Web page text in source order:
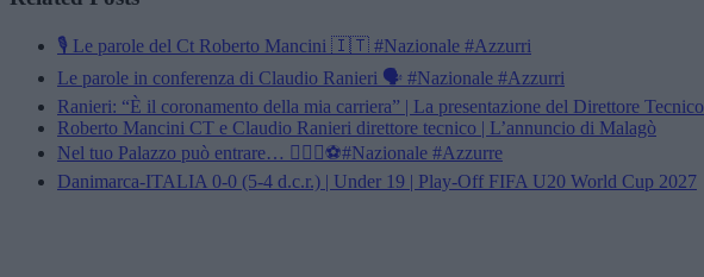
🎙️ Le parole del Ct Roberto Mancini 🇮🇹 #Nazionale #Azzurri
Le parole in conferenza di Claudio Ranieri 🗣️ #Nazionale #Azzurri
Ranieri: “È il coronamento della mia carriera” | La presentazione del Direttore Tecnico
Roberto Mancini CT e Claudio Ranieri direttore tecnico | L’annuncio di Malagò
Nel tuo Palazzo può entrare… 👱🏻‍♀️⚽️#Nazionale #Azzurre
Danimarca-ITALIA 0-0 (5-4 d.c.r.) | Under 19 | Play-Off FIFA U20 World Cup 2027